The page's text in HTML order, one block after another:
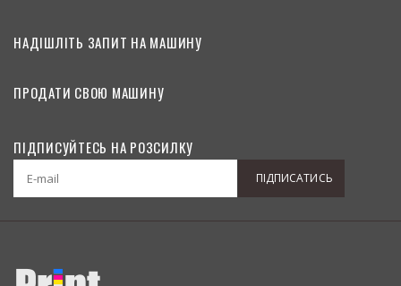
НАДІШЛІТЬ ЗАПИТ НА МАШИНУ
ПРОДАТИ СВОЮ МАШИНУ
ПІДПИСУЙТЕСЬ НА РОЗСИЛКУ
ПІДПИСАТИСЬ